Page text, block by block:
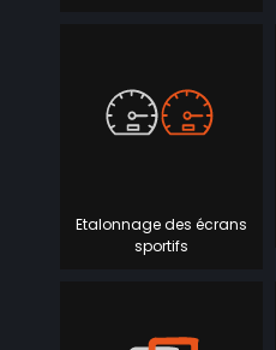
Etalonnage des écrans
sportifs